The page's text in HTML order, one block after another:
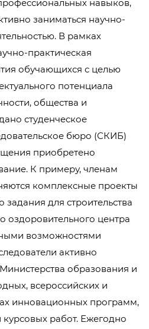
навыков,
заниматься научно-
В рамках
практическая
обучающихся с целью
потенциала
общества и
студенческое
бюро (СКИБ)
приобретено
К примеру, членам
комплексные проекты
задания для строительства
оздоровительного центра
возможностями
активно
образования и
всероссийских и
инновационных программ,
работ. Ежегодно